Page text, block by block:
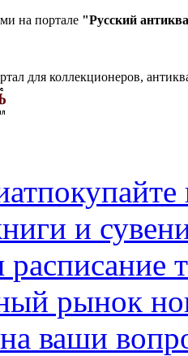
на портале "Русский
для коллекционеров,
покупайте
и
расписание
рынок
на ваши